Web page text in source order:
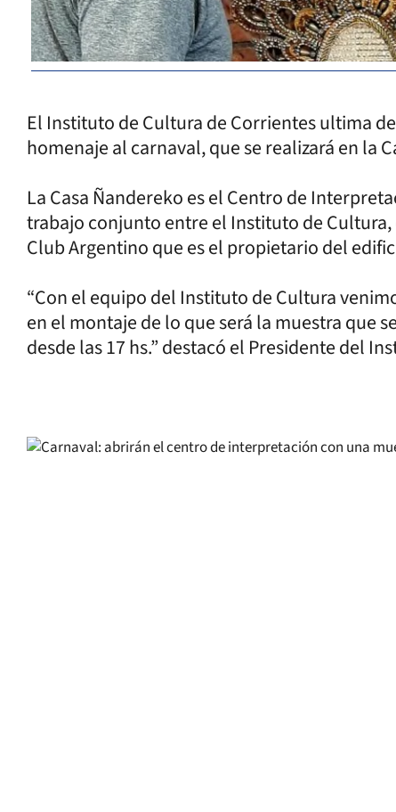
El Instituto de Cultura de Corrientes ultima
homenaje al carnaval, que se realizará en la
La Casa Ñandereko es el Centro de
trabajo conjunto entre el Instituto de
Club Argentino que es el propietario del
“Con el equipo del Instituto de Cultura
en el montaje de lo que será la muestra que
desde las 17 hs.” destacó el Presidente del